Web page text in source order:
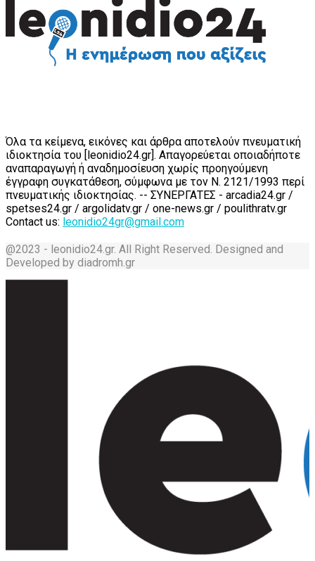
Όλα τα κείμενα, εικόνες και άρθρα αποτελούν πνευματική
ιδιοκτησία του [leonidio24.gr]. Απαγορεύεται οποιαδήποτε
αναπαραγωγή ή αναδημοσίευση χωρίς προηγούμενη
έγγραφη συγκατάθεση, σύμφωνα με τον Ν. 2121/1993 περί
πνευματικής ιδιοκτησίας. -- ΣΥΝΕΡΓΑΤΕΣ - arcadia24.gr /
spetses24.gr / argolidatv.gr / one-news.gr / poulithratv.gr
Contact us: leonidio24gr@gmail.com
@2023 - leonidio24.gr. All Right Reserved. Designed and
Developed by diadromh.gr